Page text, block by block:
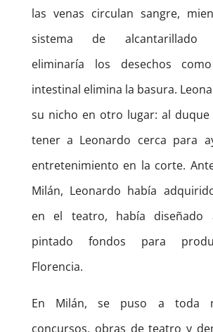
las venas circulan sangre,
sistema de alcantarillado
eliminaría los desechos
intestinal elimina la basura.
su nicho en otro lugar: al duque
tener a Leonardo cerca para
entretenimiento en la corte.
Milán, Leonardo había
en el teatro, había diseñado
pintado fondos para
Florencia.
En Milán, se puso a toda
concursos, obras de teatro y